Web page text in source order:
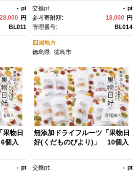
キ グル
子 送料
ら順
- pt
28,000 円
BL011
ゼント 贈答 ケーキ グルメ デザ
ート おやつ お菓子 送料無料
交換pt: - pt
参考寄附額:
18,000 円
管理番号:
BL014
四国地方
徳島県 徳島市
果物日
個入
- pt
無添加ドライフルーツ「果物日
好(くだものびより)」 10個入
交換pt: - pt